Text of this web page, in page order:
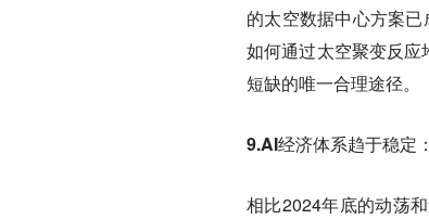
的太空数据中心方案
如何通过太空聚变反
短缺的唯一合理途径。
9.AI经济体系趋于稳定：
相比2024年底的动荡